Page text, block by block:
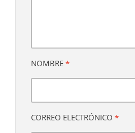
NOMBRE *
CORREO ELECTRÓNICO *